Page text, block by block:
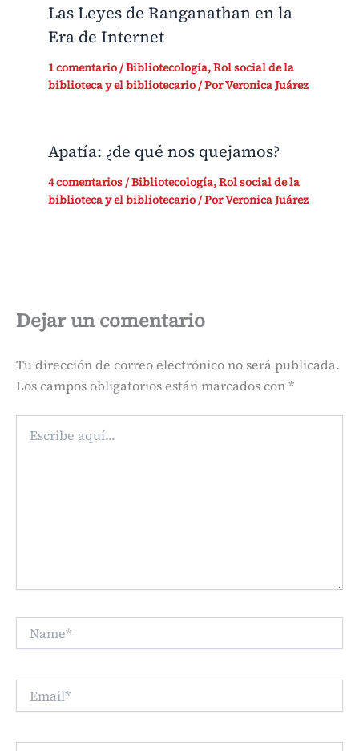
Las Leyes de Ranganathan en la
Era de Internet
1 comentario/Bibliotecología,Rol social de la
biblioteca y el bibliotecario/ PorVeronica Juárez
Apatía: ¿de qué nos quejamos?
4 comentarios/Bibliotecología,Rol social de la
biblioteca y el bibliotecario/ PorVeronica Juárez
Dejar un comentario
Tu dirección de correo electrónico no será publicada.
Los campos obligatorios están marcados con*
aquí...